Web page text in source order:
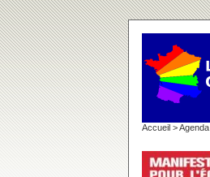
Accueil >Agenda